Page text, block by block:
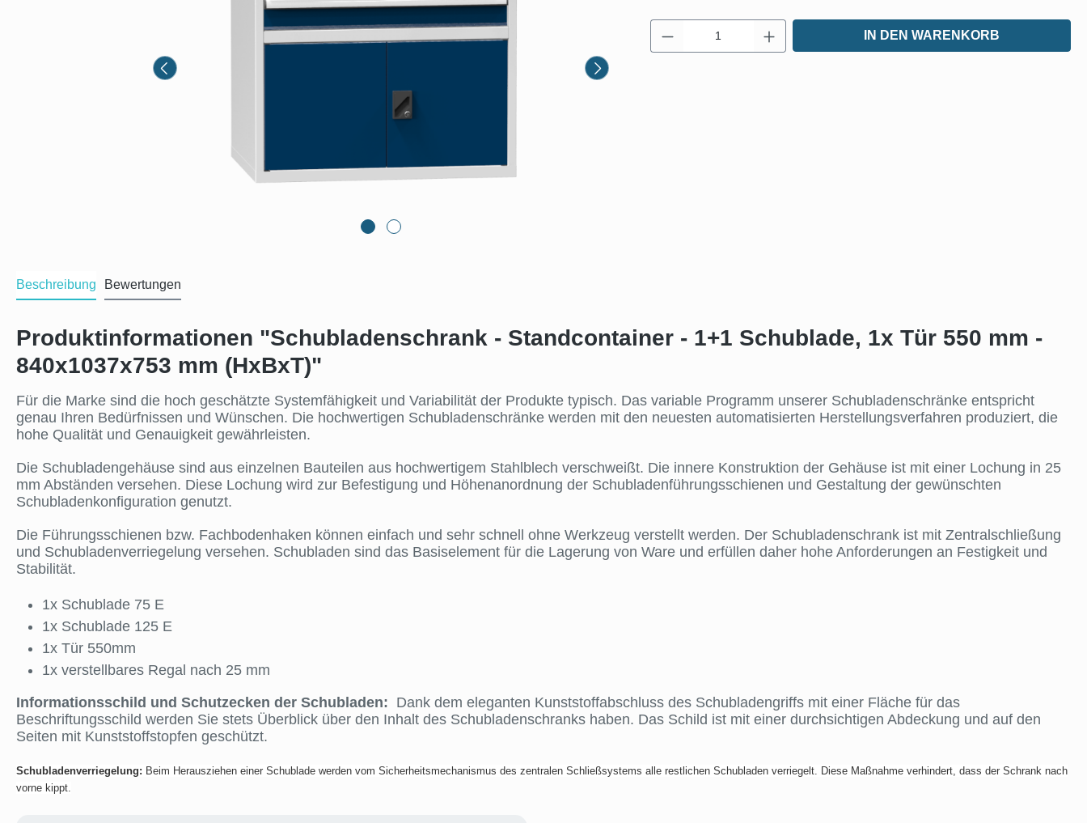
Produkt Anzahl: Gib den gewünschten Wert ein
IN DEN WARENKORB
Beschreibung Bewertungen
Produktinformationen "Schubladenschrank - Standcontainer - 1+1 Schublade, 1x Tür 550 mm -
840x1037x753 mm (HxBxT)"
Für die Marke sind die hoch geschätzte Systemfähigkeit und Variabilität der Produkte typisch. Das variable Programm unserer Schubladenschränke entspricht
genau Ihren Bedürfnissen und Wünschen. Die hochwertigen Schubladenschränke werden mit den neuesten automatisierten Herstellungsverfahren produziert, die
hohe Qualität und Genauigkeit gewährleisten.
Die Schubladengehäuse sind aus einzelnen Bauteilen aus hochwertigem Stahlblech verschweißt. Die innere Konstruktion der Gehäuse ist mit einer Lochung in 25
mm Abständen versehen. Diese Lochung wird zur Befestigung und Höhenanordnung der Schubladenführungsschienen und Gestaltung der gewünschten
Schubladenkonfiguration genutzt.
Die Führungsschienen bzw. Fachbodenhaken können einfach und sehr schnell ohne Werkzeug verstellt werden. Der Schubladenschrank ist mit Zentralschließung
und Schubladenverriegelung versehen. Schubladen sind das Basiselement für die Lagerung von Ware und erfüllen daher hohe Anforderungen an Festigkeit und
Stabilität.
1x Schublade 75 E
1x Schublade 125 E
1x Tür 550mm
1x verstellbares Regal nach 25 mm
Informationsschild und Schutzecken der Schubladen: Dank dem eleganten Kunststoffabschluss des Schubladengriffs mit einer Fläche für das
Beschriftungsschild werden Sie stets Überblick über den Inhalt des Schubladenschranks haben. Das Schild ist mit einer durchsichtigen Abdeckung und auf den
Seiten mit Kunststoffstopfen geschützt.
Schubladenverriegelung: Beim Herausziehen einer Schublade werden vom Sicherheitsmechanismus des zentralen Schließsystems alle restlichen Schubladen verriegelt. Diese Maßnahme verhindert, dass der Schrank nach
vorne kippt.